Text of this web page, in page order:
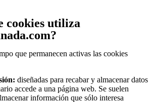
cookies utiliza
que permanecen activas las cookies
diseñadas para recabar y almacenar datos
accede a una página web. Se suelen
información que sólo interesa